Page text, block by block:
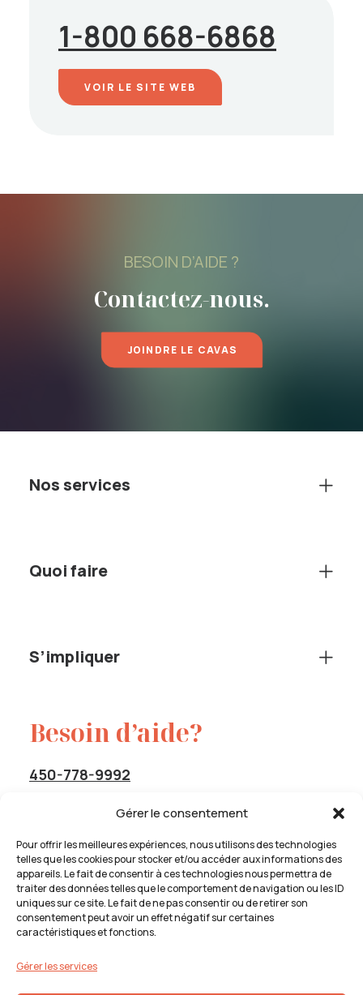
Gérer le consentement
Pour offrir les meilleures expériences, nous utilisons des technologies
telles que les cookies pour stocker et/ou accéder aux informations des
appareils. Le fait de consentir à ces technologies nous permettra de
traiter des données telles que le comportement de navigation ou les ID
uniques sur ce site. Le fait de ne pas consentir ou de retirer son
consentement peut avoir un effet négatif sur certaines
caractéristiques et fonctions.
Gérer les services
1-800 668-6868
VOIR LE SITE WEB
BESOIN D’AIDE ?
Contactez-nous.
JOINDRE LE CAVAS
Nos services
Quoi faire
S’impliquer
Besoin d’aide?
450-778-9992
Insatisfaction de service
devez compléter la déclaration